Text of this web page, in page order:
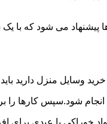
می شود که با یک
وسایل منزل دارید
شود.سپس کارها را
خوراکی یا عیدی برای